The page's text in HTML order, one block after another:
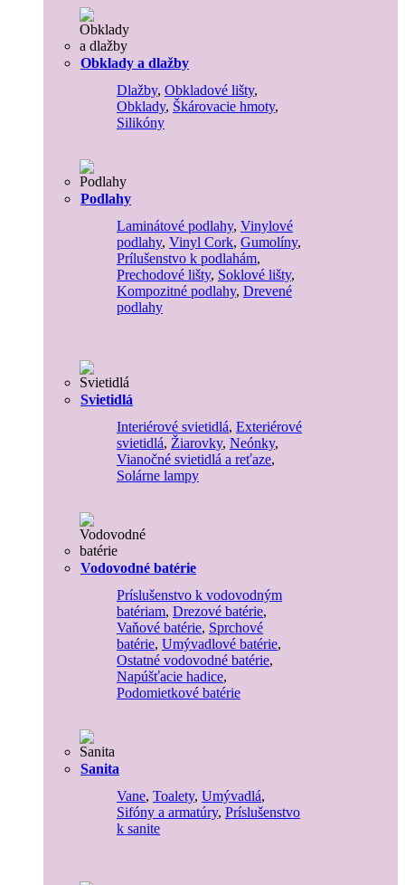
Obklady a dlažby
Dlažby, Obkladové lišty,
Obklady, Škárovacie hmoty,
Silikóny
Podlahy
Laminátové podlahy, Vinylové
podlahy, Vinyl Cork, Gumolíny,
Prílušenstvo k podlahám,
Prechodové lišty, Soklové lišty,
Kompozitné podlahy, Drevené
podlahy
Svietidlá
Interiérové svietidlá, Exteriérové
svietidlá, Žiarovky, Neónky,
Vianočné svietidlá a reťaze,
Solárne lampy
Vodovodné batérie
Príslušenstvo k vodovodným
batériam, Drezové batérie,
Vaňové batérie, Sprchové
batérie, Umývadlové batérie,
Ostatné vodovodné batérie,
Napúšťacie hadice,
Podomietkové batérie
Sanita
Vane, Toalety, Umývadlá,
Sifóny a armatúry, Príslušenstvo
k sanite